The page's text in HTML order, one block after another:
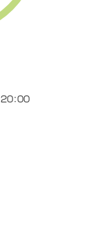
20:00